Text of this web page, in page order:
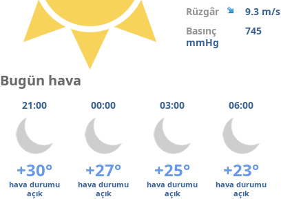
Rüzgâr
9.3 m/s
Basınç
745
mmHg
Bugün hava
21:00 00:00 03:00 06:00
+30° +27° +25° +23°
hava durumu
açık
hava durumu
açık
hava durumu
açık
hava durumu
açık